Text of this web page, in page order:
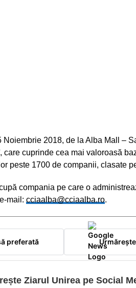
2018, de la Alba Mall –
care cuprinde cea mai valoroasă
peste 1700 de companii, clasate
compania pe care o
mail: cciaalba@cciaalba.ro.
preferată
Ziarul Unirea pe Social